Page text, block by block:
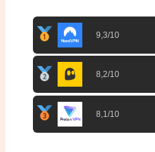
9,3/10
8,2/10
8,1/10